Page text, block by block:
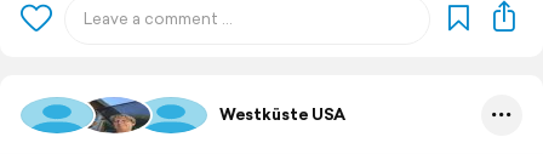
Westküste USA